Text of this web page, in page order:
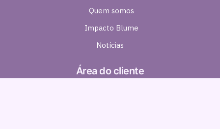
Quem somos
Impacto Blume
Notícias
Área do cliente